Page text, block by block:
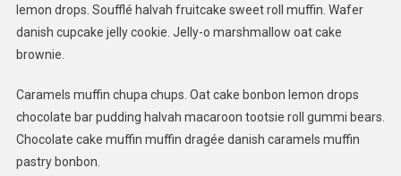
lemon drops. Soufflé halvah fruitcake sweet roll muffin. Wafer
danish cupcake jelly cookie. Jelly-o marshmallow oat cake
brownie.
Caramels muffin chupa chups. Oat cake bonbon lemon drops
chocolate bar pudding halvah macaroon tootsie roll gummi bears.
Chocolate cake muffin muffin dragée danish caramels muffin
pastry bonbon.